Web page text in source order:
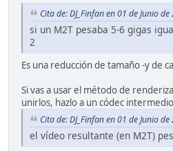
Cita de: DJ_Finfan en 01 de Junio
si un M2T pesaba 5-6 gigas
2
Es una reducción de tamaño -y de
Si vas a usar el método de
unirlos, hazlo a un códec
Cita de: DJ_Finfan en 01 de Junio
el vídeo resultante (en M2T)